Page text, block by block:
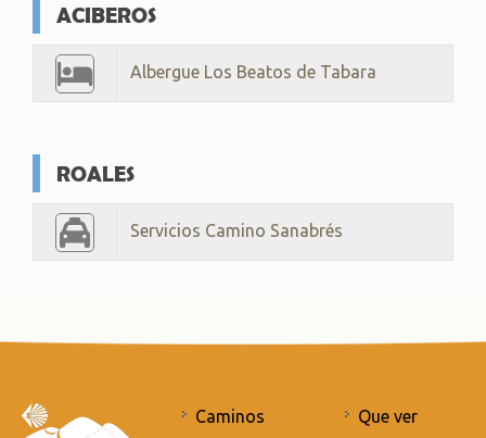
ACIBEROS
Albergue Los Beatos de Tabara
ROALES
Servicios Camino Sanabrés
Caminos
Que ver